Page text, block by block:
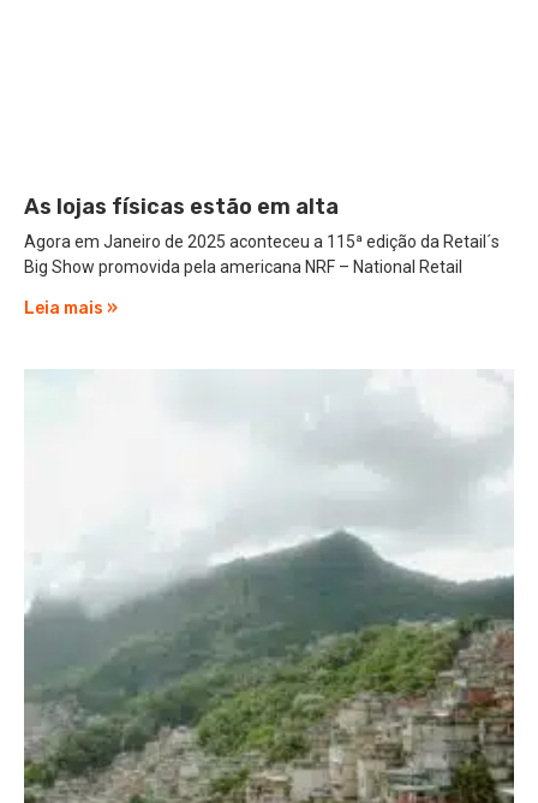
As lojas físicas estão em alta
Agora em Janeiro de 2025 aconteceu a 115ª edição da Retail´s
Big Show promovida pela americana NRF – National Retail
Leia mais »